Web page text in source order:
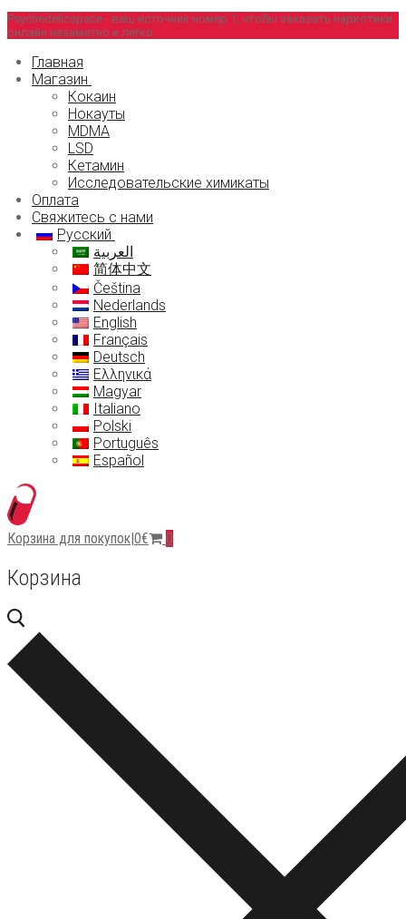
Перейти
к
содержимому
Меню
Закрыть
Psychedelicspace - ваш источник номер 1, чтобы заказать наркотики
онлайн незаметно и легко.
Главная
Магазин
Кокаин
Нокауты
MDMA
LSD
Кетамин
Исследовательские химикаты
Оплата
Свяжитесь с нами
Русский
العربية
简体中文
Čeština
Nederlands
English
Français
Deutsch
Ελληνικά
Magyar
Italiano
Polski
Português
Español
Корзина для покупок 0€ 0
Корзина